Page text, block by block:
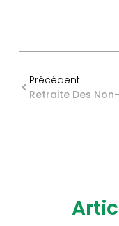
Précédent